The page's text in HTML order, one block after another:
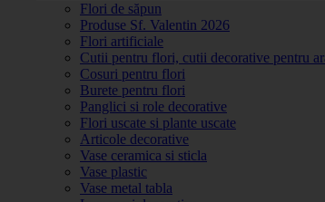
Flori de săpun
Produse Sf. Valentin 2026
Flori artificiale
Cutii pentru flori, cutii decorative pentru
Cosuri pentru flori
Burete pentru flori
Panglici si role decorative
Flori uscate si plante uscate
Articole decorative
Vase ceramica si sticla
Vase plastic
Vase metal tabla